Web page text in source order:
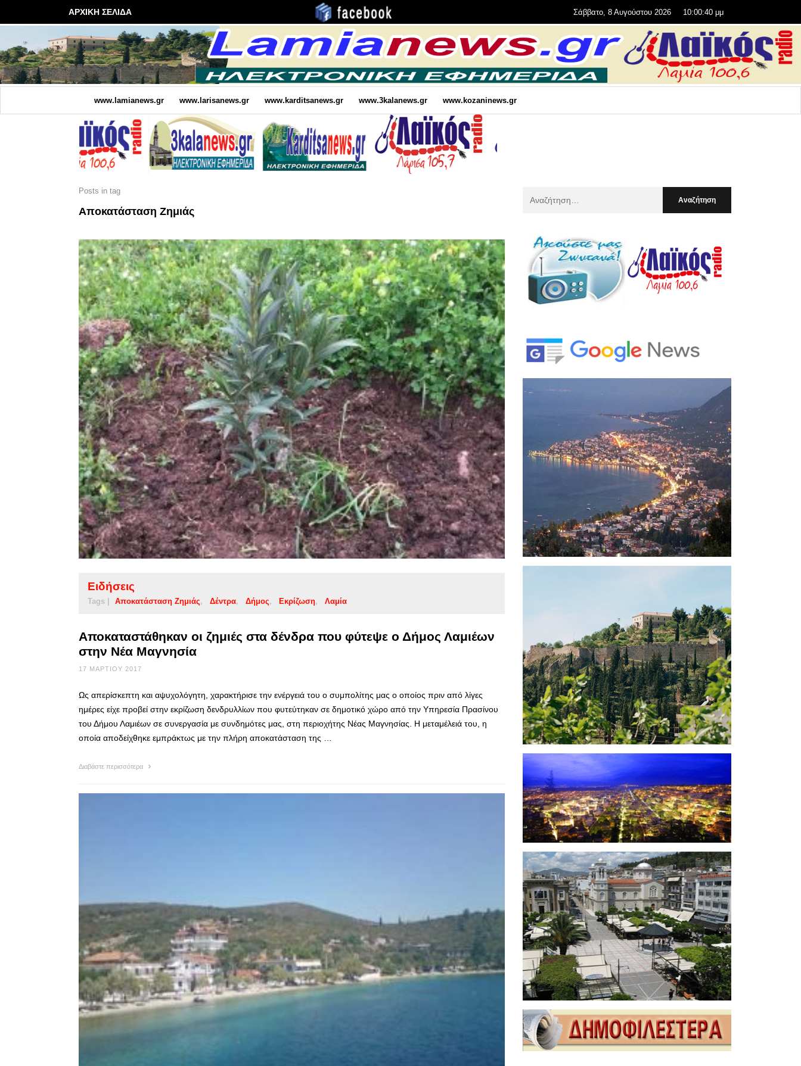
ΑΡΧΙΚΗ ΣΕΛΙΔΑ Σάββατο, 8 Αυγούστου 2026 10:00:41 μμ
www.lamianews.gr www.larisanews.gr www.karditsanews.gr www.3kalanews.gr www.kozaninews.gr
Posts in tag
Αποκατάσταση Ζημιάς
Ειδήσεις
Tags | Αποκατάσταση Ζημιάς Δέντρα Δήμος Εκρίζωση Λαμία
Αποκαταστάθηκαν οι ζημιές στα δένδρα που φύτεψε ο Δήμος Λαμιέων
στην Νέα Μαγνησία
17 ΜΑΡΤΊΟΥ 2017
Ως απερίσκεπτη και αψυχολόγητη, χαρακτήρισε την ενέργειά του ο συμπολίτης μας ο οποίος πριν από λίγες
ημέρες είχε προβεί στην εκρίζωση δενδρυλλίων που φυτεύτηκαν σε δημοτικό χώρο από την Υπηρεσία Πρασίνου
του Δήμου Λαμιέων σε συνεργασία με συνδημότες μας, στη περιοχήτης Νέας Μαγνησίας. Η μεταμέλειά του, η
οποία αποδείχθηκε εμπράκτως με την πλήρη αποκατάσταση της …
Διαβάστε περισσότερα